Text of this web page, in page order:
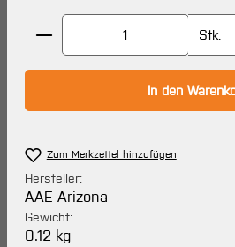
Produkt Anzahl: Gib denStk.
In den
Zum Merkzettel hinzufügen
Hersteller:
AAE Arizona
Gewicht:
0.12 kg